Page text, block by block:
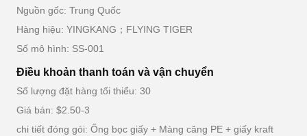
Nguồn gốc: Trung Quốc
Hàng hiệu: YINGKANG；FLYING TIGER
Số mô hình: SS-001
Điều khoản thanh toán và vận chuyển
Số lượng đặt hàng tối thiểu: 30
Giá bán: $2.50-3
chi tiết đóng gói: Ống bọc giấy + Màng căng PE + giấy kraft